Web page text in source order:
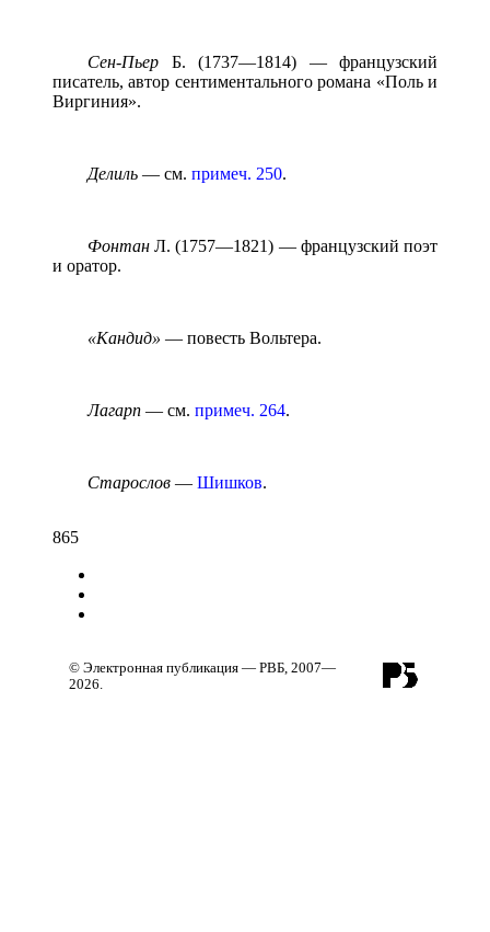
Сен-Пьер Б. (1737—1814) — французский
писатель, автор сентиментального романа «Поль и
Виргиния».
Делиль — см. примеч. 250.
ФонтанЛ. (1757—1821) — французский поэт
и оратор.
«Кандид» — повесть Вольтера.
Лагарп — см. примеч. 264.
Старослов — Шишков.
865
© Электронная публикация — РВБ, 2007—
2026.